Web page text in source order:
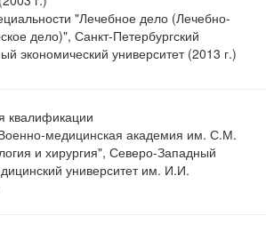
"Лечебное дело (Лечебно-
дело)", Санкт-Петербургский
экономический университет (2013 г.)
квалификации
медицинская академия им. С.М.
и хирургия", Северо-Западный
университет им. И.И.